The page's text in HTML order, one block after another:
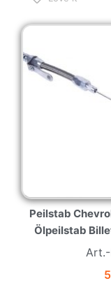
Peilstab
Ölpeilstab
Art.-